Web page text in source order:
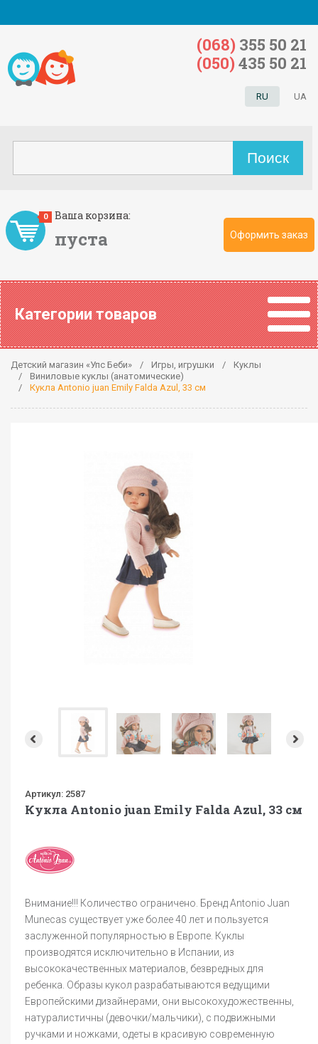
Ваша корзина:
пуста
0
Оформить заказ
RU UA
(068) 355 50 21
(050) 435 50 21
Категории товаров
Детский магазин «Упс Беби» Игры, игрушки
Куклы
Виниловые куклы (анатомические)
Кукла Antonio juan Emily Falda Azul, 33 см
Артикул: 2587
Кукла Antonio juan Emily Falda Azul, 33 см
Внимание!!! Количество ограничено. Бренд Antonio Juan
Munecas существует уже более 40 лет и пользуется
заслуженной популярностью в Европе. Куклы
производятся исключительно в Испании, из
высококачественных материалов, безвредных для
ребенка. Образы кукол разрабатываются ведущими
Европейскими дизайнерами, они высокохудожественны,
натуралистичны (девочки/мальчики), с подвижными
ручками и ножками, одеты в красивую современную